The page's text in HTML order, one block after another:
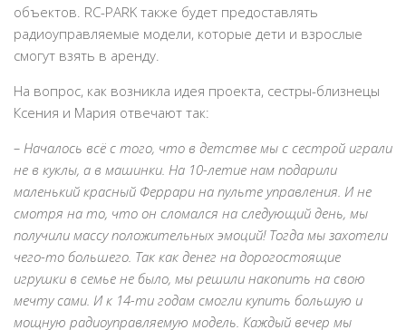
объектов. RC-PARK также будет предоставлять
радиоуправляемые модели, которые дети и взрослые
смогут взять в аренду.
На вопрос, как возникла идея проекта, сестры-близнецы
Ксения и Мария отвечают так:
– Началось всё с того, что в детстве мы с сестрой играли
не в куклы, а в машинки. На 10-летие нам подарили
маленький красный Феррари на пульте управления. И не
смотря на то, что он сломался на следующий день, мы
получили массу положительных эмоций! Тогда мы захотели
чего-то большего. Так как денег на дорогостоящие
игрушки в семье не было, мы решили накопить на свою
мечту сами. И к 14-ти годам смогли купить большую и
мощную радиоуправляемую модель. Каждый вечер мы